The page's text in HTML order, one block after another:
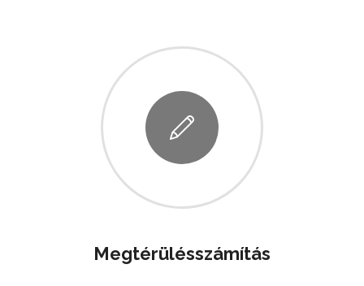
Megtérülésszámítás